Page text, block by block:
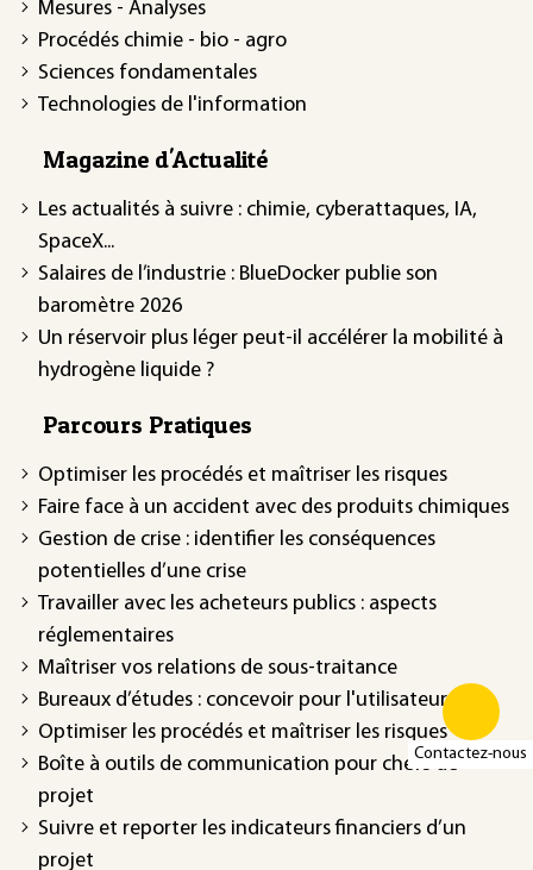
Contactez-nous
Mesures - Analyses
Procédés chimie - bio - agro
Sciences fondamentales
Technologies de l'information
Magazine d'Actualité
Les actualités à suivre : chimie, cyberattaques, IA,
SpaceX...
Salaires de l’industrie : BlueDocker publie son
baromètre 2026
Un réservoir plus léger peut-il accélérer la mobilité à
hydrogène liquide ?
Parcours Pratiques
Optimiser les procédés et maîtriser les risques
Faire face à un accident avec des produits chimiques
Gestion de crise : identifier les conséquences
potentielles d’une crise
Travailler avec les acheteurs publics : aspects
réglementaires
Maîtriser vos relations de sous-traitance
Bureaux d’études : concevoir pour l'utilisateur
Optimiser les procédés et maîtriser les risques
Boîte à outils de communication pour chefs de
projet
Suivre et reporter les indicateurs financiers d’un
projet